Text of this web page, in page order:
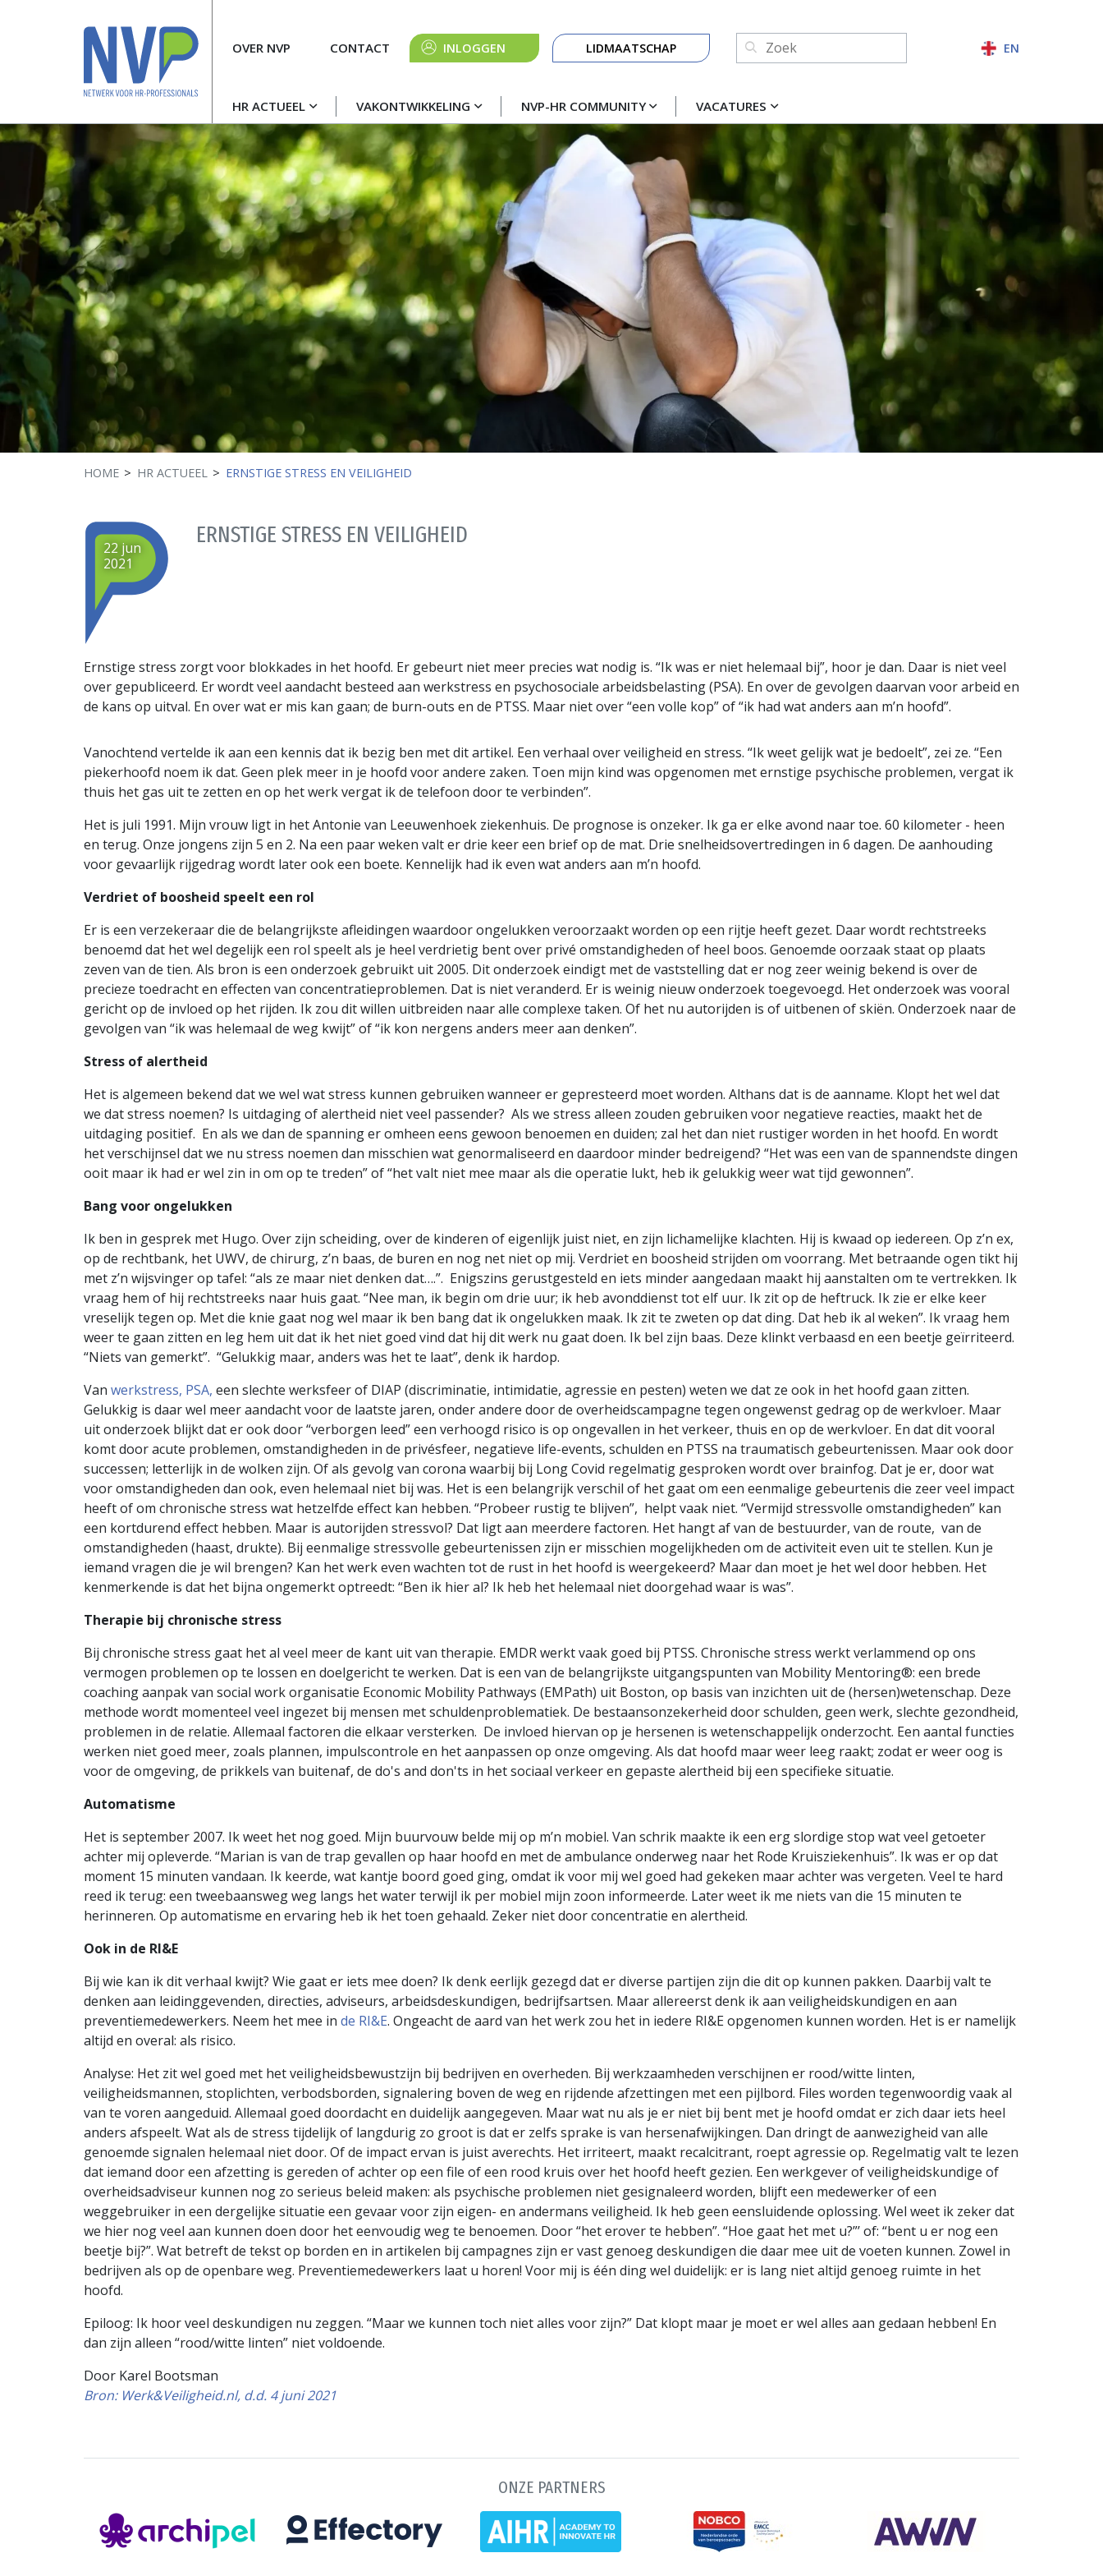
Hoofdnavigatie
HR ACTUEEL VAKONTWIKKELING NVP-HR COMMUNITY VACATURES
MetaOVER NVP CONTACT INLOGGEN
Knop
navigatie
LIDMAATSCHAP Zoeken:
ZOEKEN
EN
HOME HR ACTUEEL ERNSTIGE STRESS EN VEILIGHEID
ERNSTIGE STRESS EN VEILIGHEID
22 jun
2021
Ernstige stress zorgt voor blokkades in het hoofd. Er gebeurt niet meer precies wat nodig is. “Ik was er niet helemaal bij”, hoor je dan. Daar is niet veel
over gepubliceerd. Er wordt veel aandacht besteed aan werkstress en psychosociale arbeidsbelasting (PSA). En over de gevolgen daarvan voor arbeid en
de kans op uitval. En over wat er mis kan gaan; de burn-outs en de PTSS. Maar niet over “een volle kop” of “ik had wat anders aan m’n hoofd”.
Vanochtend vertelde ik aan een kennis dat ik bezig ben met dit artikel. Een verhaal over veiligheid en stress. “Ik weet gelijk wat je bedoelt”, zei ze. “Een
piekerhoofd noem ik dat. Geen plek meer in je hoofd voor andere zaken. Toen mijn kind was opgenomen met ernstige psychische problemen, vergat ik
thuis het gas uit te zetten en op het werk vergat ik de telefoon door te verbinden”.
Het is juli 1991. Mijn vrouw ligt in het Antonie van Leeuwenhoek ziekenhuis. De prognose is onzeker. Ik ga er elke avond naar toe. 60 kilometer - heen
en terug. Onze jongens zijn 5 en 2. Na een paar weken valt er drie keer een brief op de mat. Drie snelheidsovertredingen in 6 dagen. De aanhouding
voor gevaarlijk rijgedrag wordt later ook een boete. Kennelijk had ik even wat anders aan m’n hoofd.
Verdriet of boosheid speelt een rol
Er is een verzekeraar die de belangrijkste afleidingen waardoor ongelukken veroorzaakt worden op een rijtje heeft gezet. Daar wordt rechtstreeks
benoemd dat het wel degelijk een rol speelt als je heel verdrietig bent over privé omstandigheden of heel boos. Genoemde oorzaak staat op plaats
zeven van de tien. Als bron is een onderzoek gebruikt uit 2005. Dit onderzoek eindigt met de vaststelling dat er nog zeer weinig bekend is over de
precieze toedracht en effecten van concentratieproblemen. Dat is niet veranderd. Er is weinig nieuw onderzoek toegevoegd. Het onderzoek was vooral
gericht op de invloed op het rijden. Ik zou dit willen uitbreiden naar alle complexe taken. Of het nu autorijden is of uitbenen of skiën. Onderzoek naar de
gevolgen van “ik was helemaal de weg kwijt” of “ik kon nergens anders meer aan denken”.
Stress of alertheid
Het is algemeen bekend dat we wel wat stress kunnen gebruiken wanneer er gepresteerd moet worden. Althans dat is de aanname. Klopt het wel dat
we dat stress noemen? Is uitdaging of alertheid niet veel passender? Als we stress alleen zouden gebruiken voor negatieve reacties, maakt het de
uitdaging positief. En als we dan de spanning er omheen eens gewoon benoemen en duiden; zal het dan niet rustiger worden in het hoofd. En wordt
het verschijnsel dat we nu stress noemen dan misschien wat genormaliseerd en daardoor minder bedreigend? “Het was een van de spannendste dingen
ooit maar ik had er wel zin in om op te treden” of “het valt niet mee maar als die operatie lukt, heb ik gelukkig weer wat tijd gewonnen”.
Bang voor ongelukken
Ik ben in gesprek met Hugo. Over zijn scheiding, over de kinderen of eigenlijk juist niet, en zijn lichamelijke klachten. Hij is kwaad op iedereen. Op z’n ex,
op de rechtbank, het UWV, de chirurg, z’n baas, de buren en nog net niet op mij. Verdriet en boosheid strijden om voorrang. Met betraande ogen tikt hij
met z’n wijsvinger op tafel: “als ze maar niet denken dat….”. Enigszins gerustgesteld en iets minder aangedaan maakt hij aanstalten om te vertrekken. Ik
vraag hem of hij rechtstreeks naar huis gaat. “Nee man, ik begin om drie uur; ik heb avonddienst tot elf uur. Ik zit op de heftruck. Ik zie er elke keer
vreselijk tegen op. Met die knie gaat nog wel maar ik ben bang dat ik ongelukken maak. Ik zit te zweten op dat ding. Dat heb ik al weken”. Ik vraag hem
weer te gaan zitten en leg hem uit dat ik het niet goed vind dat hij dit werk nu gaat doen. Ik bel zijn baas. Deze klinkt verbaasd en een beetje geïrriteerd.
“Niets van gemerkt”. “Gelukkig maar, anders was het te laat”, denk ik hardop.
Van werkstress, PSA, een slechte werksfeer of DIAP (discriminatie, intimidatie, agressie en pesten) weten we dat ze ook in het hoofd gaan zitten.
Gelukkig is daar wel meer aandacht voor de laatste jaren, onder andere door de overheidscampagne tegen ongewenst gedrag op de werkvloer. Maar
uit onderzoek blijkt dat er ook door “verborgen leed” een verhoogd risico is op ongevallen in het verkeer, thuis en op de werkvloer. En dat dit vooral
komt door acute problemen, omstandigheden in de privésfeer, negatieve life-events, schulden en PTSS na traumatisch gebeurtenissen. Maar ook door
successen; letterlijk in de wolken zijn. Of als gevolg van corona waarbij bij Long Covid regelmatig gesproken wordt over brainfog. Dat je er, door wat
voor omstandigheden dan ook, even helemaal niet bij was. Het is een belangrijk verschil of het gaat om een eenmalige gebeurtenis die zeer veel impact
heeft of om chronische stress wat hetzelfde effect kan hebben. “Probeer rustig te blijven”, helpt vaak niet. “Vermijd stressvolle omstandigheden” kan
een kortdurend effect hebben. Maar is autorijden stressvol? Dat ligt aan meerdere factoren. Het hangt af van de bestuurder, van de route, van de
omstandigheden (haast, drukte). Bij eenmalige stressvolle gebeurtenissen zijn er misschien mogelijkheden om de activiteit even uit te stellen. Kun je
iemand vragen die je wil brengen? Kan het werk even wachten tot de rust in het hoofd is weergekeerd? Maar dan moet je het wel door hebben. Het
kenmerkende is dat het bijna ongemerkt optreedt: “Ben ik hier al? Ik heb het helemaal niet doorgehad waar is was”.
Therapie bij chronische stress
Bij chronische stress gaat het al veel meer de kant uit van therapie. EMDR werkt vaak goed bij PTSS. Chronische stress werkt verlammend op ons
vermogen problemen op te lossen en doelgericht te werken. Dat is een van de belangrijkste uitgangspunten van Mobility Mentoring®: een brede
coaching aanpak van social work organisatie Economic Mobility Pathways (EMPath) uit Boston, op basis van inzichten uit de (hersen)wetenschap. Deze
methode wordt momenteel veel ingezet bij mensen met schuldenproblematiek. De bestaansonzekerheid door schulden, geen werk, slechte gezondheid,
problemen in de relatie. Allemaal factoren die elkaar versterken. De invloed hiervan op je hersenen is wetenschappelijk onderzocht. Een aantal functies
werken niet goed meer, zoals plannen, impulscontrole en het aanpassen op onze omgeving. Als dat hoofd maar weer leeg raakt; zodat er weer oog is
voor de omgeving, de prikkels van buitenaf, de do's and don'ts in het sociaal verkeer en gepaste alertheid bij een specifieke situatie.
Automatisme
Het is september 2007. Ik weet het nog goed. Mijn buurvouw belde mij op m’n mobiel. Van schrik maakte ik een erg slordige stop wat veel getoeter
achter mij opleverde. “Marian is van de trap gevallen op haar hoofd en met de ambulance onderweg naar het Rode Kruisziekenhuis”. Ik was er op dat
moment 15 minuten vandaan. Ik keerde, wat kantje boord goed ging, omdat ik voor mij wel goed had gekeken maar achter was vergeten. Veel te hard
reed ik terug: een tweebaansweg weg langs het water terwijl ik per mobiel mijn zoon informeerde. Later weet ik me niets van die 15 minuten te
herinneren. Op automatisme en ervaring heb ik het toen gehaald. Zeker niet door concentratie en alertheid.
Ook in de RI&E
Bij wie kan ik dit verhaal kwijt? Wie gaat er iets mee doen? Ik denk eerlijk gezegd dat er diverse partijen zijn die dit op kunnen pakken. Daarbij valt te
denken aan leidinggevenden, directies, adviseurs, arbeidsdeskundigen, bedrijfsartsen. Maar allereerst denk ik aan veiligheidskundigen en aan
preventiemedewerkers. Neem het mee in de RI&E. Ongeacht de aard van het werk zou het in iedere RI&E opgenomen kunnen worden. Het is er namelijk
altijd en overal: als risico.
Analyse: Het zit wel goed met het veiligheidsbewustzijn bij bedrijven en overheden. Bij werkzaamheden verschijnen er rood/witte linten,
veiligheidsmannen, stoplichten, verbodsborden, signalering boven de weg en rijdende afzettingen met een pijlbord. Files worden tegenwoordig vaak al
van te voren aangeduid. Allemaal goed doordacht en duidelijk aangegeven. Maar wat nu als je er niet bij bent met je hoofd omdat er zich daar iets heel
anders afspeelt. Wat als de stress tijdelijk of langdurig zo groot is dat er zelfs sprake is van hersenafwijkingen. Dan dringt de aanwezigheid van alle
genoemde signalen helemaal niet door. Of de impact ervan is juist averechts. Het irriteert, maakt recalcitrant, roept agressie op. Regelmatig valt te lezen
dat iemand door een afzetting is gereden of achter op een file of een rood kruis over het hoofd heeft gezien. Een werkgever of veiligheidskundige of
overheidsadviseur kunnen nog zo serieus beleid maken: als psychische problemen niet gesignaleerd worden, blijft een medewerker of een
weggebruiker in een dergelijke situatie een gevaar voor zijn eigen- en andermans veiligheid. Ik heb geen eensluidende oplossing. Wel weet ik zeker dat
we hier nog veel aan kunnen doen door het eenvoudig weg te benoemen. Door “het erover te hebben”. “Hoe gaat het met u?”’ of: “bent u er nog een
beetje bij?”. Wat betreft de tekst op borden en in artikelen bij campagnes zijn er vast genoeg deskundigen die daar mee uit de voeten kunnen. Zowel in
bedrijven als op de openbare weg. Preventiemedewerkers laat u horen! Voor mij is één ding wel duidelijk: er is lang niet altijd genoeg ruimte in het
hoofd.
Epiloog: Ik hoor veel deskundigen nu zeggen. “Maar we kunnen toch niet alles voor zijn?” Dat klopt maar je moet er wel alles aan gedaan hebben! En
dan zijn alleen “rood/witte linten” niet voldoende.
Door Karel Bootsman
Bron: Werk&Veiligheid.nl, d.d. 4 juni 2021
ONZE PARTNERS